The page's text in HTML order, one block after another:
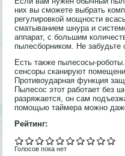
них вы сможете выбрать
регулировкой мощности
сматыванием шнура и
аппарат, с большим
пылесборником. Не забудьте
Есть также пылесосы-
сенсоры сканируют
Противоударная функция
Пылесос этот работает без
разряжается, он сам
помощью таймера можно
Рейтинг:
Голосов пока нет